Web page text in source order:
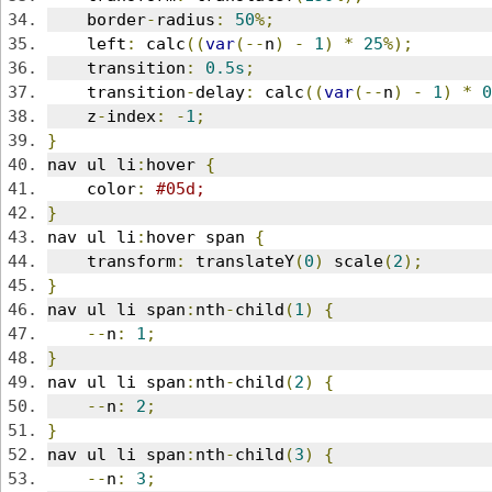
    border
- radius : 50%;
    left
: calc ((var(--n) - 1) * 25%);
    transition
: 0.5s ;
    transition
-delay: calc ((var(--n) - 1) *
    z
-index: -1 ;
}
nav ul li : hover {
    color
:
#05d;
}
nav ul li : hover span {
    transform
: translateY(0) scale(2);
}
nav ul li span : nth-child (1)
{
--n : 1 ;
}
nav ul li span : nth-child (2)
{
--n : 2 ;
}
nav ul li span : nth-child (3)
{
--n : 3 ;